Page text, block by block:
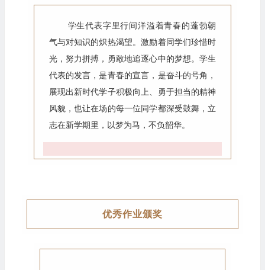
学生代表字里行间洋溢着青春的蓬勃朝
气与对知识的炽热渴望。激励着同学们珍惜时
光，努力拼搏，勇敢地追逐心中的梦想。学生
代表的发言，是青春的宣言，是奋斗的号角，
展现出新时代学子积极向上、勇于担当的精神
风貌，也让在场的每一位同学都深受鼓舞，立
志在新学期里，以梦为马，不负韶华。
优秀作业颁奖